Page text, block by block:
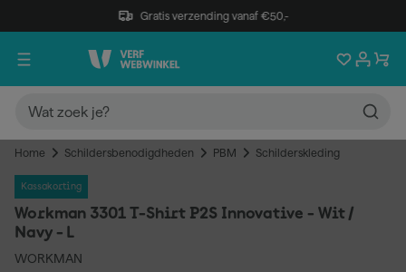
Gratis verzending vanaf €50,-
Home Schildersbenodigdheden PBM Schilderskleding
Kassakorting
Workman 3301 T-Shirt P2S Innovative - Wit /
Navy - L
WORKMAN